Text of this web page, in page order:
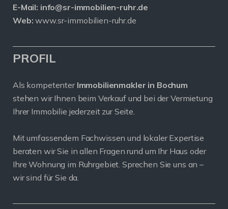
E-Mail: info@sr-immobilien-ruhr.de
Web: www.sr-immobilien-ruhr.de
PROFIL
Als kompetenter Immobilienmakler in Bochum
stehen wir Ihnen beim Verkauf und bei der Vermietung
Ihrer Immobilie jederzeit zur Seite.
Mit umfassendem Fachwissen und lokaler Expertise
beraten wir Sie in allen Fragen rund um Ihr Haus oder
Ihre Wohnung im Ruhrgebiet. Sprechen Sie uns an –
wir sind für Sie da.